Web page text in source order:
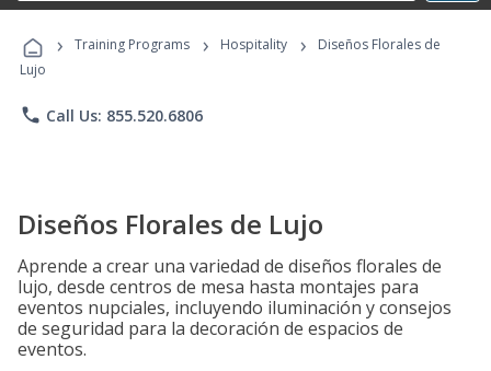
Programs
› Training Programs › Hospitality ›
Diseños Florales de
Lujo
phone Call Us: 855.520.6806
Diseños Florales de Lujo
Aprende a crear una variedad de diseños florales de
lujo, desde centros de mesa hasta montajes para
eventos nupciales, incluyendo iluminación y consejos
de seguridad para la decoración de espacios de
eventos.